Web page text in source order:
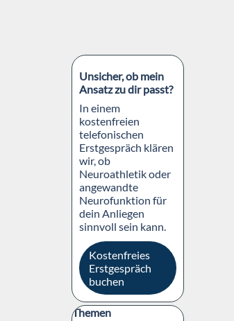
Block überspringen
Unsicher, ob mein
Ansatz zu dir passt?
In einem
kostenfreien
telefonischen
Erstgespräch klären
wir, ob
Neuroathletik oder
angewandte
Neurofunktion für
dein Anliegen
sinnvoll sein kann.
Kostenfreies
Erstgespräch
buchen
Block überspringen Themen
Themen